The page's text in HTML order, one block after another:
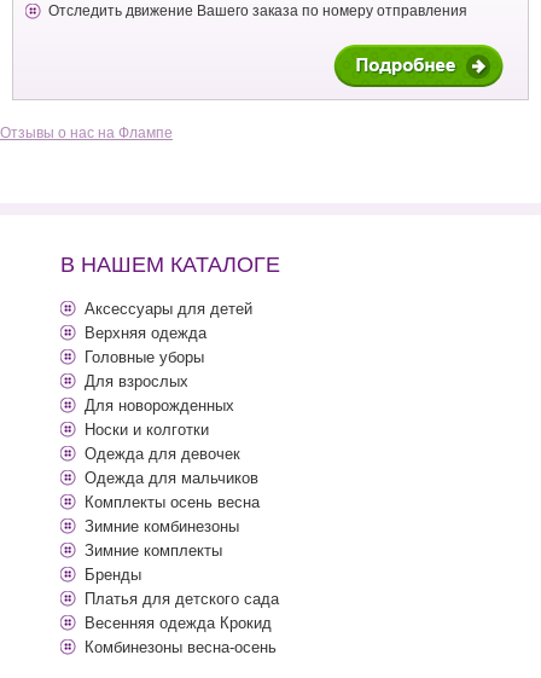
Отследить движение Вашего заказа по номеру отправления
Отзывы о нас на Флампе
В НАШЕМ КАТАЛОГЕ
Аксессуары для детей
Верхняя одежда
Головные уборы
Для взрослых
Для новорожденных
Носки и колготки
Одежда для девочек
Одежда для мальчиков
Комплекты осень весна
Зимние комбинезоны
Зимние комплекты
Бренды
Платья для детского сада
Весенняя одежда Крокид
Комбинезоны весна-осень